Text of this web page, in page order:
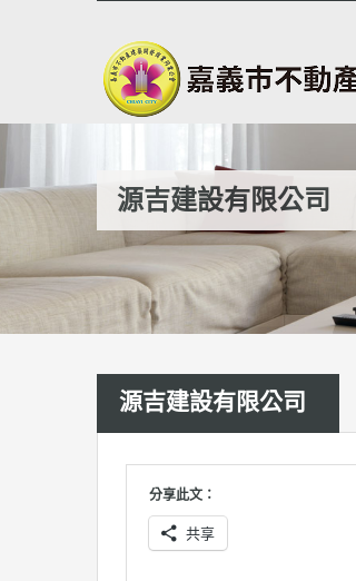
源吉建設有限公司
源吉建設有限公司
分享此文：
共享